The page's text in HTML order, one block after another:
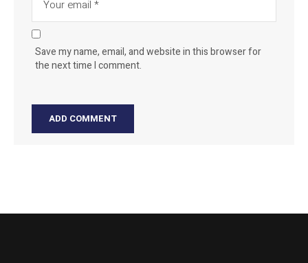
Save my name, email, and website in this browser for
the next time I comment.